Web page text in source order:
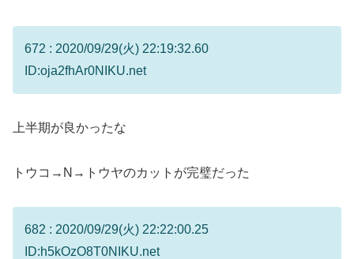
672 : 2020/09/29(火) 22:19:32.60
ID:oja2fhAr0NIKU.net
上半期が良かったな
トウコ→N→トウヤのカットが完璧だった
682 : 2020/09/29(火) 22:22:00.25
ID:h5kOzO8T0NIKU.net